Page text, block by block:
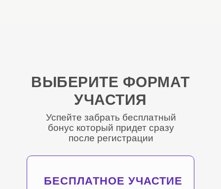
Успейте забрать бесплатный
бонус который придет сразу
после регистрации
ВЫБЕРИТЕ ФОРМАТ
УЧАСТИЯ
БЕСПЛАТНОЕ УЧАСТИЕ